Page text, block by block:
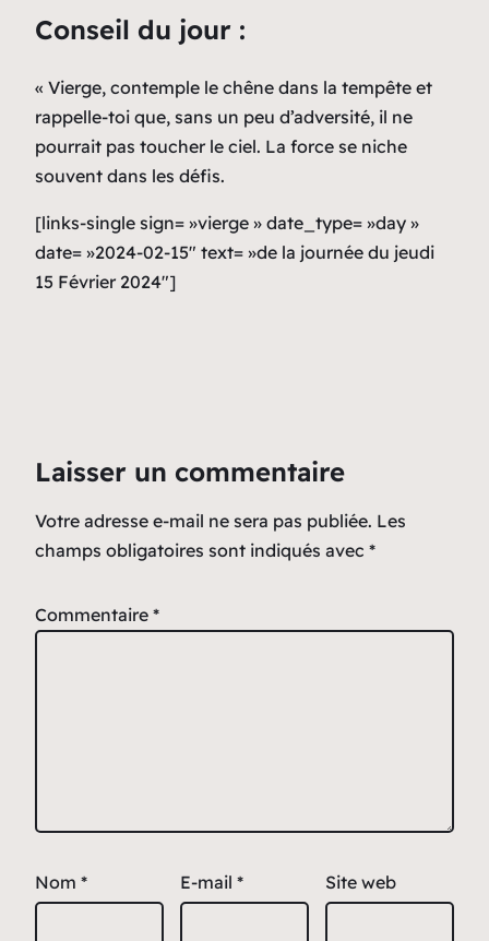
Conseil du jour :
« Vierge, contemple le chêne dans la tempête et
rappelle-toi que, sans un peu d’adversité, il ne
pourrait pas toucher le ciel. La force se niche
souvent dans les défis.
[links-single sign= »vierge » date_type= »day »
date= »2024-02-15″ text= »de la journée du jeudi
15 Février 2024″]
Laisser un commentaire
Votre adresse e-mail ne sera pas publiée. Les
champs obligatoires sont indiqués avec *
Commentaire *
Nom * E-mail * Site web